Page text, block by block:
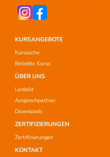
KURSANGEBOTE
Kurssuche
Beliebte Kurse
ÜBER UNS
Leitbild
Ansprechpartner
Downloads
ZERTIFIZIERUNGEN
Zertifizierungen
KONTAKT